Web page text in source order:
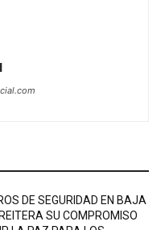
DE SEGURIDAD EN BAJA
SU COMPROMISO